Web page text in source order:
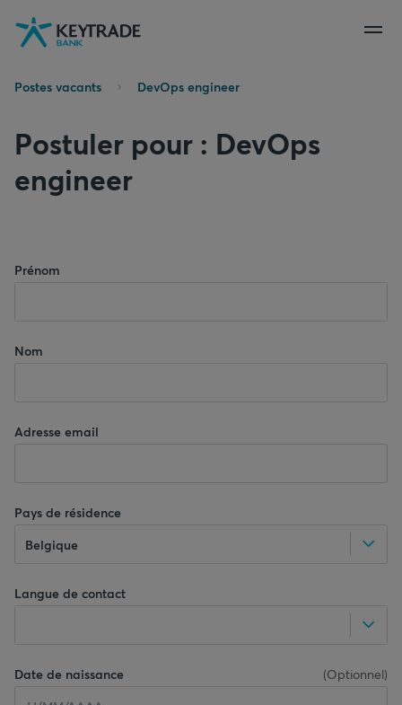
Aller
navigation
Aller
connexion
Aller
au
Postes vacants DevOps engineer
Postuler pour : DevOps
engineer
Prénom
Nom
Adresse email
Pays de résidence
Belgique
Langue de contact
Date de naissance (Optionnel)